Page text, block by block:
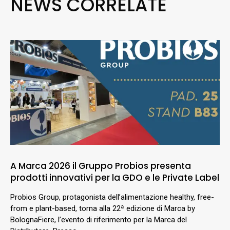
NEWS CORRELATE
A Marca 2026 il Gruppo Probios presenta
prodotti innovativi per la GDO e le Private Label
Probios Group, protagonista dell’alimentazione healthy, free-
from e plant-based, torna alla 22ª edizione di Marca by
BolognaFiere, l’evento di riferimento per la Marca del